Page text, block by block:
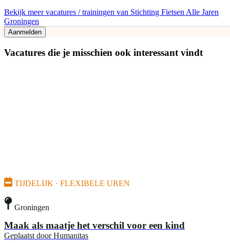
Bekijk meer vacatures / trainingen van Stichting Fietsen Alle Jaren
Groningen
Aanmelden
Vacatures die je misschien ook interessant vindt
TIJDELIJK · FLEXIBELE UREN
Groningen
Maak als maatje het verschil voor een kind
Geplaatst door Humanitas